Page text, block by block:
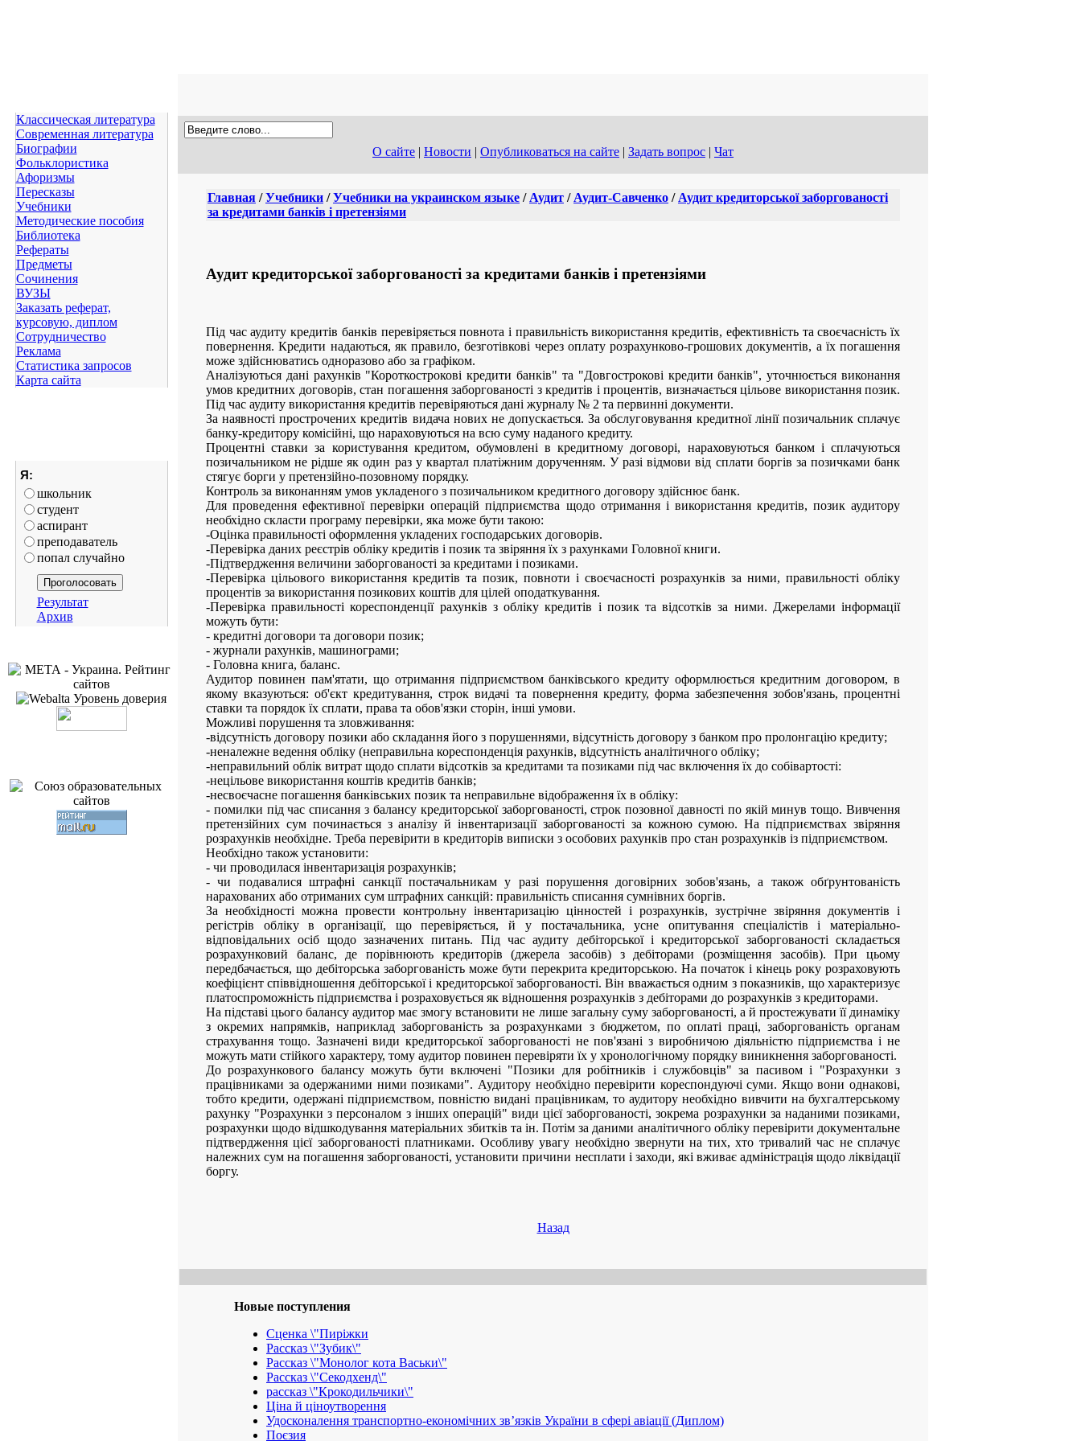
Классическая литература
Современная литература
Биографии
Фольклористика
Афоризмы
Пересказы
Учебники
Методические пособия
Библиотека
Рефераты
Предметы
Сочинения
ВУЗЫ
Заказать реферат,
курсовую, диплом
Сотрудничество
Реклама
Статистика запросов
Карта сайта
Я:
школьник
студент
аспирант
преподаватель
попал случайно
Результат
Архив
О сайте | Новости | Опубликоваться на сайте | Задать вопрос | Чат
Главная /Учебники /Учебники на украинском языке / Аудит / Аудит-Савченко / Аудит кредиторської заборгованості
за кредитами банків і претензіями
Аудит кредиторської заборгованості за кредитами банків і претензіями
Під час аудиту кредитів банків перевіряється повнота і правильність використання кредитів, ефективність та своєчасність їх
повернення. Кредити надаються, як правило, безготівкові через оплату розрахунково-грошових документів, а їх погашення
може здійснюватись одноразово або за графіком.
Аналізуються дані рахунків "Короткострокові кредити банків" та "Довгострокові кредити банків", уточнюється виконання
умов кредитних договорів, стан погашення заборгованості з кредитів і процентів, визначається цільове використання позик.
Під час аудиту використання кредитів перевіряються дані журналу № 2 та первинні документи.
За наявності прострочених кредитів видача нових не допускається. За обслуговування кредитної лінії позичальник сплачує
банку-кредитору комісійні, що нараховуються на всю суму наданого кредиту.
Процентні ставки за користування кредитом, обумовлені в кредитному договорі, нараховуються банком і сплачуються
позичальником не рідше як один раз у квартал платіжним дорученням. У разі відмови від сплати боргів за позичками банк
стягує борги у претензійно-позовному порядку.
Контроль за виконанням умов укладеного з позичальником кредитного договору здійснює банк.
Для проведення ефективної перевірки операцій підприємства щодо отримання і використання кредитів, позик аудитору
необхідно скласти програму перевірки, яка може бути такою:
-Оцінка правильності оформлення укладених господарських договорів.
-Перевірка даних реєстрів обліку кредитів і позик та звіряння їх з рахунками Головної книги.
-Підтвердження величини заборгованості за кредитами і позиками.
-Перевірка цільового використання кредитів та позик, повноти і своєчасності розрахунків за ними, правильності обліку
процентів за використання позикових коштів для цілей оподаткування.
-Перевірка правильності кореспонденції рахунків з обліку кредитів і позик та відсотків за ними. Джерелами інформації
можуть бути:
- кредитні договори та договори позик;
- журнали рахунків, машинограми;
- Головна книга, баланс.
Аудитор повинен пам'ятати, що отримання підприємством банківського кредиту оформлюється кредитним договором, в
якому вказуються: об'єкт кредитування, строк видачі та повернення кредиту, форма забезпечення зобов'язань, процентні
ставки та порядок їх сплати, права та обов'язки сторін, інші умови.
Можливі порушення та зловживання:
-відсутність договору позики або складання його з порушеннями, відсутність договору з банком про пролонгацію кредиту;
-неналежне ведення обліку (неправильна кореспонденція рахунків, відсутність аналітичного обліку;
-неправильний облік витрат щодо сплати відсотків за кредитами та позиками під час включення їх до собівартості:
-нецільове використання коштів кредитів банків;
-несвоєчасне погашення банківських позик та неправильне відображення їх в обліку:
- помилки під час списання з балансу кредиторської заборгованості, строк позовної давності по якій минув тощо. Вивчення
претензійних сум починається з аналізу й інвентаризації заборгованості за кожною сумою. На підприємствах звіряння
розрахунків необхідне. Треба перевірити в кредиторів виписки з особових рахунків про стан розрахунків із підприємством.
Необхідно також установити:
- чи проводилася інвентаризація розрахунків;
- чи подавалися штрафні санкції постачальникам у разі порушення договірних зобов'язань, а також обґрунтованість
нарахованих або отриманих сум штрафних санкцій: правильність списання сумнівних боргів.
За необхідності можна провести контрольну інвентаризацію цінностей і розрахунків, зустрічне звіряння документів і
регістрів обліку в організації, що перевіряється, й у постачальника, усне опитування спеціалістів і матеріально-
відповідальних осіб щодо зазначених питань. Під час аудиту дебіторської і кредиторської заборгованості складається
розрахунковий баланс, де порівнюють кредиторів (джерела засобів) з дебіторами (розміщення засобів). При цьому
передбачається, що дебіторська заборгованість може бути перекрита кредиторською. На початок і кінець року розраховують
коефіцієнт співвідношення дебіторської і кредиторської заборгованості. Він вважається одним з показників, що характеризує
платоспроможність підприємства і розраховується як відношення розрахунків з дебіторами до розрахунків з кредиторами.
На підставі цього балансу аудитор має змогу встановити не лише загальну суму заборгованості, а й простежувати її динаміку
з окремих напрямків, наприклад заборгованість за розрахунками з бюджетом, по оплаті праці, заборгованість органам
страхування тощо. Зазначені види кредиторської заборгованості не пов'язані з виробничою діяльністю підприємства і не
можуть мати стійкого характеру, тому аудитор повинен перевіряти їх у хронологічному порядку виникнення заборгованості.
До розрахункового балансу можуть бути включені "Позики для робітників і службовців" за пасивом і "Розрахунки з
працівниками за одержаними ними позиками". Аудитору необхідно перевірити кореспондуючі суми. Якщо вони однакові,
тобто кредити, одержані підприємством, повністю видані працівникам, то аудитору необхідно вивчити на бухгалтерському
рахунку "Розрахунки з персоналом з інших операцій" види цієї заборгованості, зокрема розрахунки за наданими позиками,
розрахунки щодо відшкодування матеріальних збитків та ін. Потім за даними аналітичного обліку перевірити документальне
підтвердження цієї заборгованості платниками. Особливу увагу необхідно звернути на тих, хто тривалий час не сплачує
належних сум на погашення заборгованості, установити причини несплати і заходи, які вживає адміністрація щодо ліквідації
боргу.
Назад
Новые поступления
Сценка \"Пиріжки
Рассказ \"Зубик\"
Рассказ \"Монолог кота Васьки\"
Рассказ \"Секодхенд\"
рассказ \"Крокодильчики\"
Ціна й ціноутворення
Удосконалення транспортно-економічних зв’язків України в сфері авіації (Диплом)
Поєзия